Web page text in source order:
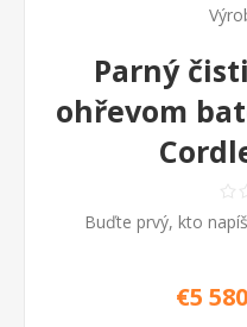
Parný
ohřevom
Buďte prvý, kto
€5